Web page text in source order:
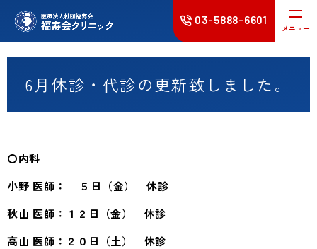
クリニックのご紹介
診療案内･診療科
医療関係者の皆様へ
採用情報
03-5888-6601
メニュー
6月休診・代診の更新致しました。
〇内科
小野 医師： ５ 日（金） 休診
秋山 医師：１２ 日（金） 休診
高山 医師：２０ 日（土） 休診